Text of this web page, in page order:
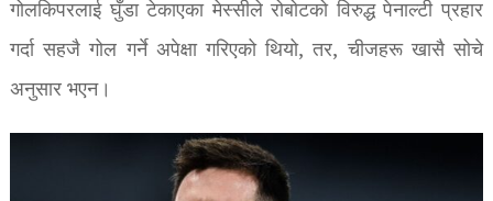
गोलकिपरलाई घुँडा टेकाएका मेस्सीले रोबोटको विरुद्ध पेनाल्टी प्रहार
गर्दा सहजै गोल गर्ने अपेक्षा गरिएको थियो, तर, चीजहरू खासै सोचे
अनुसार भएन।